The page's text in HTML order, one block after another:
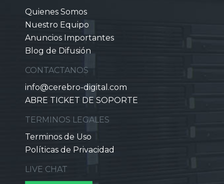
Quienes Somos
Nuestro Equipo
Anuncios Importantes
Blog de Difusión
CONTACTANOS
info@cerebro-digital.com
ABRE TICKET DE SOPORTE
TERMINOS LEGALES
Terminos de Uso
Políticas de Privacidad
LIVE CHAT